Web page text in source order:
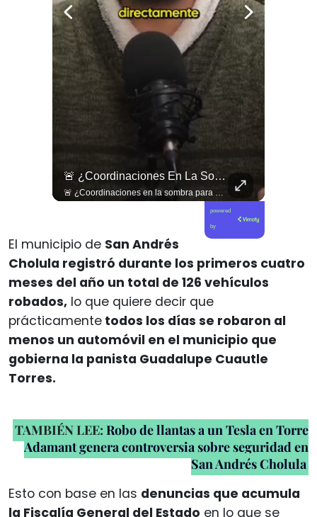
🚨 ¿Coordinaciones En La Sombra Para Blindar Una Candidatura Presidencial?
🚨 ¿Coordinaciones en la sombra para blindar una candidatura presidencial? Nuevos chats salpican a Andrés Chadwick. 🇨🇱⚖️ Mensajes incautados por la Fiscalía revelan que el exministro operó junto a Luis Hermosilla para preparar a testigos clave en la causa por coimas de LAN en 2009. Las conversaciones desmienten la versión de Chadwick sobre haberse enterado del caso por la prensa, exponiendo una estrategia judicial y comunicacional para evitar que el escándalo de información privilegiada y pagos indebidos afectara la carrera de Sebastián Piñera a La Moneda. 📲💣 🎥 Revisa el desglose completo de los chats y los detalles del reportaje en elciudadano.com 🔗 (Link en la biografía). ¿Qué impacto crees que tienen estas revelaciones en la trastienda del poder político? Te leemos en los comentarios. 💬👇🏼
powered
by
El municipio de San Andrés
Cholula registró durante los primeros cuatro
meses del año un total de 126 vehículos
robados, lo que quiere decir que
prácticamente todos los días se robaron al
menos un automóvil en el municipio que
gobierna la panista Guadalupe Cuautle
Torres.
TAMBIÉN LEE: Robo de llantas a un Tesla en Torre
Adamant genera controversia sobre seguridad en
San Andrés Cholula
Esto con base en las denuncias que acumula
la Fiscalía General del Estado en lo que se